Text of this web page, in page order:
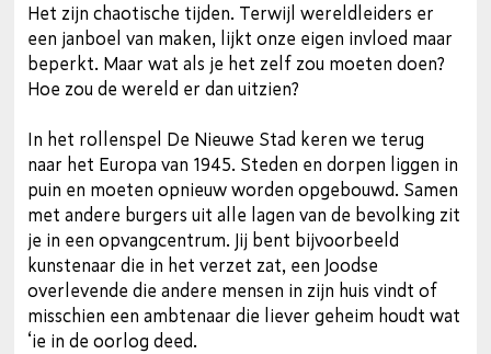
Het zijn chaotische tijden. Terwijl wereldleiders er
een janboel van maken, lijkt onze eigen invloed maar
beperkt. Maar wat als je het zelf zou moeten doen?
Hoe zou de wereld er dan uitzien?
In het rollenspel De Nieuwe Stad keren we terug
naar het Europa van 1945. Steden en dorpen liggen in
puin en moeten opnieuw worden opgebouwd. Samen
met andere burgers uit alle lagen van de bevolking zit
je in een opvangcentrum. Jij bent bijvoorbeeld
kunstenaar die in het verzet zat, een Joodse
overlevende die andere mensen in zijn huis vindt of
misschien een ambtenaar die liever geheim houdt wat
‘ie in de oorlog deed.